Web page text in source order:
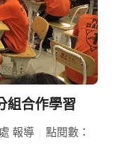
組合作學習
報導
點閱數：